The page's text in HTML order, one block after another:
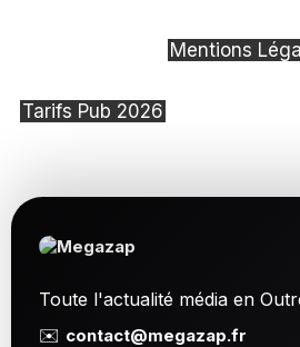
Mentions
Tarifs Pub 2026
Toute l'actualité média en
✉️ contact@megazap.fr